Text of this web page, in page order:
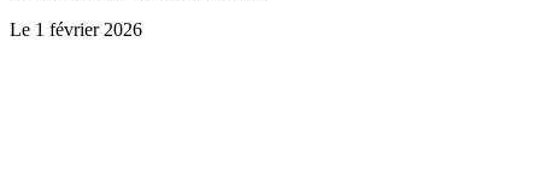
Le 1 février 2026